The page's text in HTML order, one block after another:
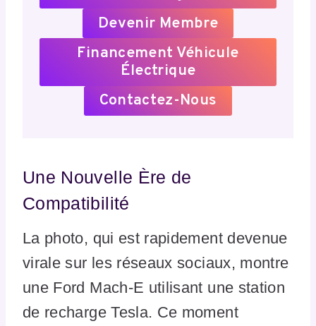
Devenir Membre
Financement Véhicule
Électrique
Contactez-Nous
Une Nouvelle Ère de
Compatibilité
La photo, qui est rapidement devenue
virale sur les réseaux sociaux, montre
une Ford Mach-E utilisant une station
de recharge Tesla. Ce moment